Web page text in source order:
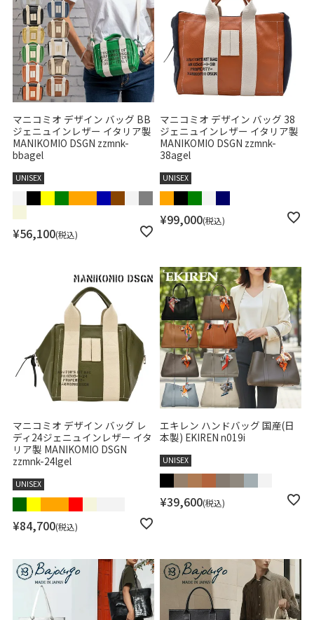
マニコミオ デザイン バッグ BB
ジェニュインレザー イタリア製
MANIKOMIO DSGN zzmnk-
bbagel
UNISEX
¥56,100 税込
マニコミオ デザイン バッグ 38
ジェニュインレザー イタリア製
MANIKOMIO DSGN zzmnk-
38agel
UNISEX
¥99,000 税込
マニコミオ デザイン バッグ レ
ディ24ジェニュインレザー イタ
リア製 MANIKOMIO DSGN
zzmnk-24lgel
UNISEX
¥84,700 税込
エキレン ハンドバッグ 国産(日
本製) EKIREN n019i
UNISEX
¥39,600 税込